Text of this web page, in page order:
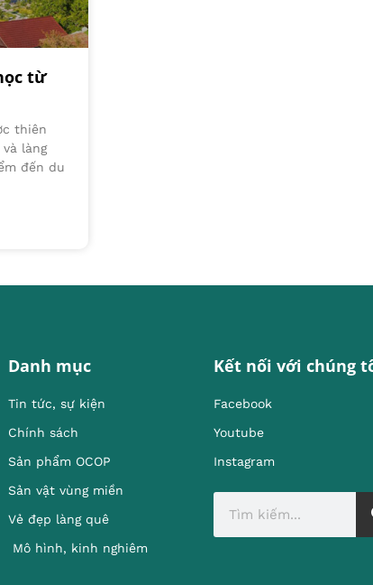
từ
thiên
làng
đến du
Danh mục
Tin tức, sự kiện
Chính sách
Sản phẩm OCOP
Sản vật vùng miền
Vẻ đẹp làng quê
Mô hình, kinh nghiêm
Kết nối với chúng
Facebook
Youtube
Instagram